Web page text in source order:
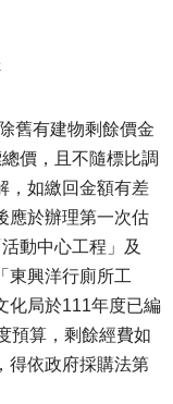
舊有建物剩餘價金
價，且不隨標比調
，如繳回金額有差
應於辦理第一次估
動中心工程」及
東興洋行廁所工
化局於111年度已編
預算，剩餘經費如
得依政府採購法第